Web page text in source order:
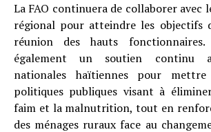
La FAO continuera de collaborer avec
régional pour atteindre les objectifs
réunion des hauts
également un soutien continu
nationales haïtiennes pour
politiques publiques visant à
faim et la malnutrition, tout en
des ménages ruraux face au